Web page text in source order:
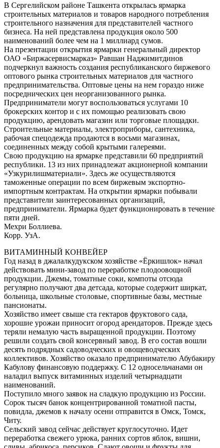
В Сергелийском районе Ташкента открылась ярмарка
строительных материалов и товаров народного потребления
строительного назначения для представителей частного
бизнеса. На ней представлена продукция около 500
наименований более чем на 1 миллиард сумов.
На презентации открытия ярмарки генеральный директор
ОАО «Биржасервисмарказ» Равшан Наджимитдинов
подчеркнул важность создания республиканского биржевого
оптового рынка строительных материалов для частного
предпринимательства. Оптовые цены на нем гораздо ниже
посреднических цен неорганизованного рынка.
Предприниматели могут воспользоваться услугами 10
брокерских контор и с их помощью реализовать свою
продукцию, арендовать магазин или торговые площадки.
Строительные материалы, электроприборы, сантехника,
рабочая спецодежда продаются в восьми магазинах,
соединенных между собой крытыми галереями.
Свою продукцию на ярмарке представили 60 предприятий
республики. 13 из них принадлежат акционерной компании
«Узкурилишматериали». Здесь же осуществляются
таможенные операции по всем биржевым экспортно-
импортным контрактам. На открытии ярмарки побывали
представители заинтересованных организаций,
предприниматели. Ярмарка будет функционировать в течение
пяти дней.
Мехри Боллиева.
Корр. УзА.
ВИТАМИННЫЙ КОНВЕЙЕР
Год назад в джалалкудукском хозяйстве «Ёркишлок» начал
действовать мини-завод по переработке плодоовощной
продукции. Джемы, томатные соки, компоты отсюда
регулярно получают два детсада, которые содержит ширкат,
больница, школьные столовые, спортивные базы, местные
пансионаты.
Хозяйство имеет свыше ста гектаров фруктового сада,
хорошие урожаи приносит огород арендаторов. Прежде здесь
теряли немалую часть выращенной продукции. Поэтому
решили создать свой консервный завод. В его состав вошли
десять подрядных садоводческих и овощеводческих
коллективов. Хозяйство оказало предпринимателю Абубакиру
Кабулову финансовую поддержку. С 12 односельчанами он
наладил выпуск витаминных изделий четырнадцати
наименований.
Поступило много заявок на сладкую продукцию из России.
Сорок тысяч банок концентрированной томатной пасты,
повидла, джемов к началу осени отправится в Омск, Томск,
Читу.
Сельский завод сейчас действует круглосуточно. Идет
переработка свежего урюка, ранних сортов яблок, вишни,